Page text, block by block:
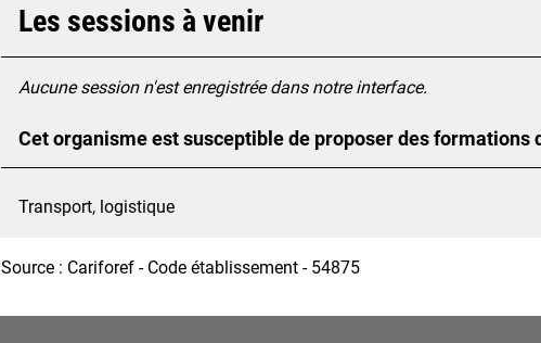
Les sessions à venir
Aucune session n'est enregistrée dans notre interface.
Cet organisme est susceptible de proposer des formations
Transport, logistique
Source : Cariforef - Code établissement - 54875